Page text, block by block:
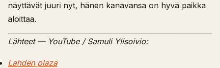
näyttävät juuri nyt, hänen kanavansa on hyvä paikka
aloittaa.
Lähteet — YouTube / Samuli Ylisoivio:
Lahden plaza